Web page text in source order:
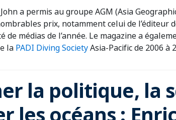
a permis au groupe AGM (Asia
prix, notamment celui de l’éditeur
de médias de l’année. Le magazine a
la PADI Diving SocietyAsia-Pacific de 2006 à
la politique, la
les océans :